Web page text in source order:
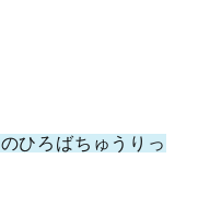
ひろばちゅうりっ